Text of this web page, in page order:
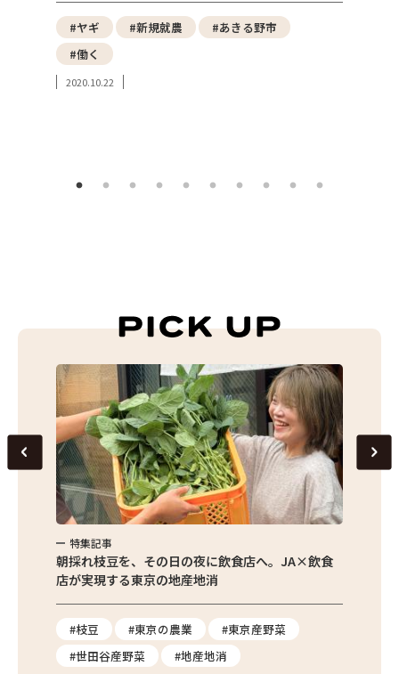
#ヤギ #新規就農
#あきる野市
#働く
2020.10.22
特集記事
朝採れ枝豆を、その日の夜に飲食店へ。JA×飲食
店が実現する東京の地産地消
#枝豆 #東京の農業
#東京産野菜
#世田谷産野菜
#地産地消